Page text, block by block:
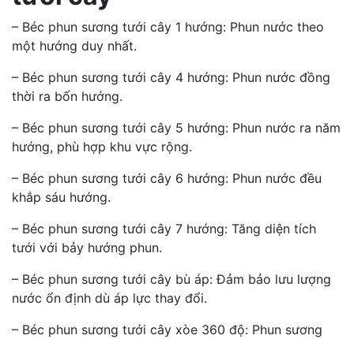
– Béc phun sương tưới cây 1 hướng: Phun nước theo
một hướng duy nhất.
– Béc phun sương tưới cây 4 hướng: Phun nước đồng
thời ra bốn hướng.
– Béc phun sương tưới cây 5 hướng: Phun nước ra năm
hướng, phù hợp khu vực rộng.
– Béc phun sương tưới cây 6 hướng: Phun nước đều
khắp sáu hướng.
– Béc phun sương tưới cây 7 hướng: Tăng diện tích
tưới với bảy hướng phun.
– Béc phun sương tưới cây bù áp: Đảm bảo lưu lượng
nước ổn định dù áp lực thay đổi.
– Béc phun sương tưới cây xòe 360 độ: Phun sương